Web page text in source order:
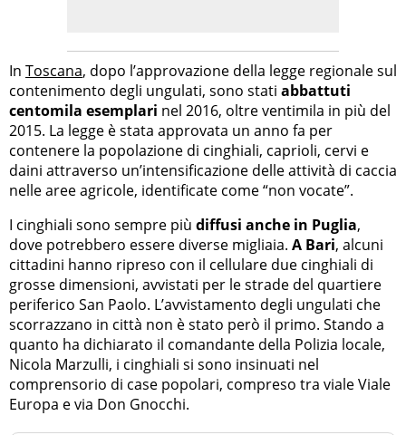
In Toscana, dopo l’approvazione della legge regionale sul
contenimento degli ungulati, sono stati abbattuti
centomila esemplari nel 2016, oltre ventimila in più del
2015. La legge è stata approvata un anno fa per
contenere la popolazione di cinghiali, caprioli, cervi e
daini attraverso un’intensificazione delle attività di caccia
nelle aree agricole, identificate come “non vocate”.
I cinghiali sono sempre più diffusi anche in Puglia,
dove potrebbero essere diverse migliaia. A Bari, alcuni
cittadini hanno ripreso con il cellulare due cinghiali di
grosse dimensioni, avvistati per le strade del quartiere
periferico San Paolo. L’avvistamento degli ungulati che
scorrazzano in città non è stato però il primo. Stando a
quanto ha dichiarato il comandante della Polizia locale,
Nicola Marzulli, i cinghiali si sono insinuati nel
comprensorio di case popolari, compreso tra viale Viale
Europa e via Don Gnocchi.